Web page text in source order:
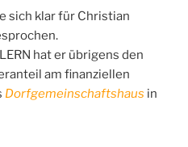
sich klar für Christian
hat er übrigens den
am finanziellen
Dorfgemeinschaftshaus in